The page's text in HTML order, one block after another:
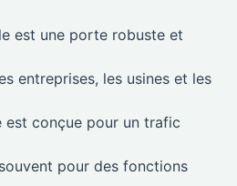
est une porte robuste et
entreprises, les usines et les
est conçue pour un trafic
pour des fonctions